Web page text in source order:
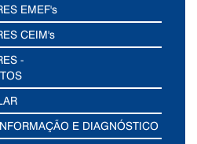
EMEF's
CEIM's
-
E DIAGNÓSTICO